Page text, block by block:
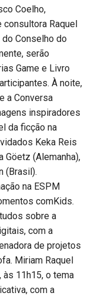
Coelho,
consultora Raquel
Conselho do
serão
Game e Livro
À noite,
a Conversa
inspiradores
da ficção na
Keka Reis
Göetz (Alemanha),
(Brasil).
na ESPM
comKids.
sobre a
com a
de projetos
Miriam Raquel
às 11h15, o tema
com a